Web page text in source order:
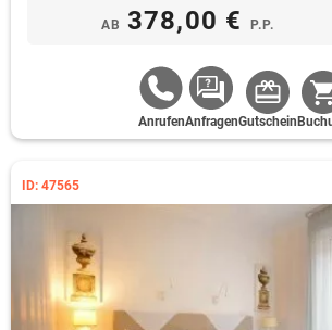
AB 378,00 € P.P.
AnrufenAnfragenGutschein
ID: 47565